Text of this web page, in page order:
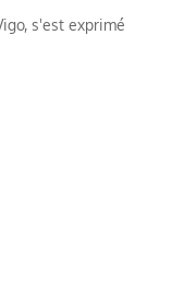
s'est exprimé